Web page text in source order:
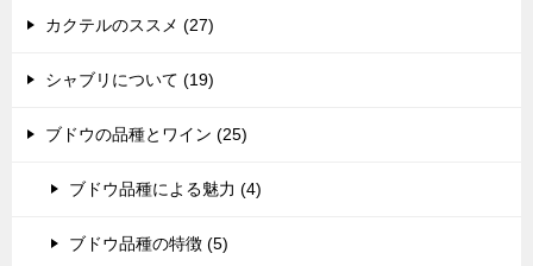
カクテルのススメ (27)
シャブリについて (19)
ブドウの品種とワイン (25)
ブドウ品種による魅力 (4)
ブドウ品種の特徴 (5)